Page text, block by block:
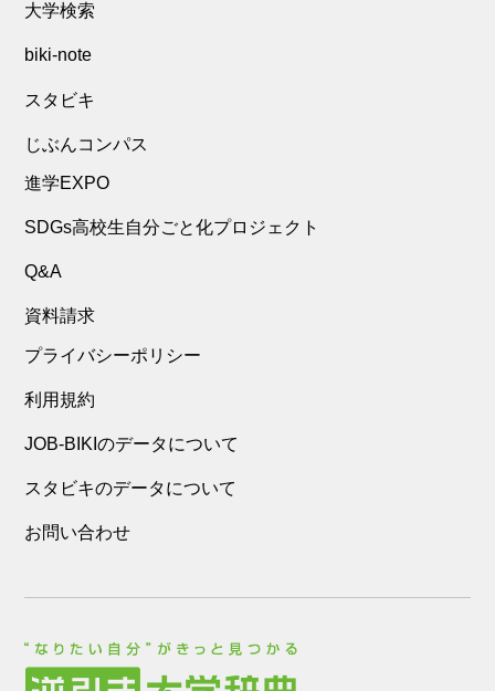
大学検索
biki-note
スタビキ
じぶんコンパス
進学EXPO
SDGs高校生自分ごと化プロジェクト
Q&A
資料請求
プライバシーポリシー
利用規約
JOB-BIKIのデータについて
スタビキのデータについて
お問い合わせ